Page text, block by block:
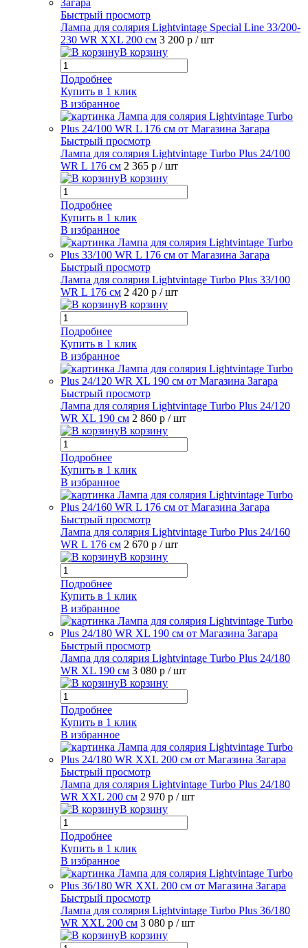
Быстрый просмотр
Лампа для солярия Lightvintage Special Line 33/200-
230 WR XXL 200 см 3 200 р / шт
В корзину
Подробнее
Купить в 1 клик
В избранное
Быстрый просмотр
Лампа для солярия Lightvintage Turbo Plus 24/100
WR L 176 см 2 365 р / шт
В корзину
Подробнее
Купить в 1 клик
В избранное
Быстрый просмотр
Лампа для солярия Lightvintage Turbo Plus 33/100
WR L 176 см 2 420 р / шт
В корзину
Подробнее
Купить в 1 клик
В избранное
Быстрый просмотр
Лампа для солярия Lightvintage Turbo Plus 24/120
WR XL 190 см 2 860 р / шт
В корзину
Подробнее
Купить в 1 клик
В избранное
Быстрый просмотр
Лампа для солярия Lightvintage Turbo Plus 24/160
WR L 176 см 2 670 р / шт
В корзину
Подробнее
Купить в 1 клик
В избранное
Быстрый просмотр
Лампа для солярия Lightvintage Turbo Plus 24/180
WR XL 190 см 3 080 р / шт
В корзину
Подробнее
Купить в 1 клик
В избранное
Быстрый просмотр
Лампа для солярия Lightvintage Turbo Plus 24/180
WR XXL 200 см 2 970 р / шт
В корзину
Подробнее
Купить в 1 клик
В избранное
Быстрый просмотр
Лампа для солярия Lightvintage Turbo Plus 36/180
WR XXL 200 см 3 080 р / шт
В корзину